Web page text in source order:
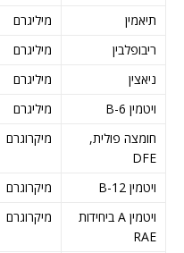
תיאמין
מיליגרם
ריבופלבין
מיליגרם
ניאצין
מיליגרם
ויטמין B-6
מיליגרם
חומצה פולית,
DFE
מיקרוגרם
ויטמין B-12 מיקרוגרם
ויטמין A ביחידות
RAE
מיקרוגרם